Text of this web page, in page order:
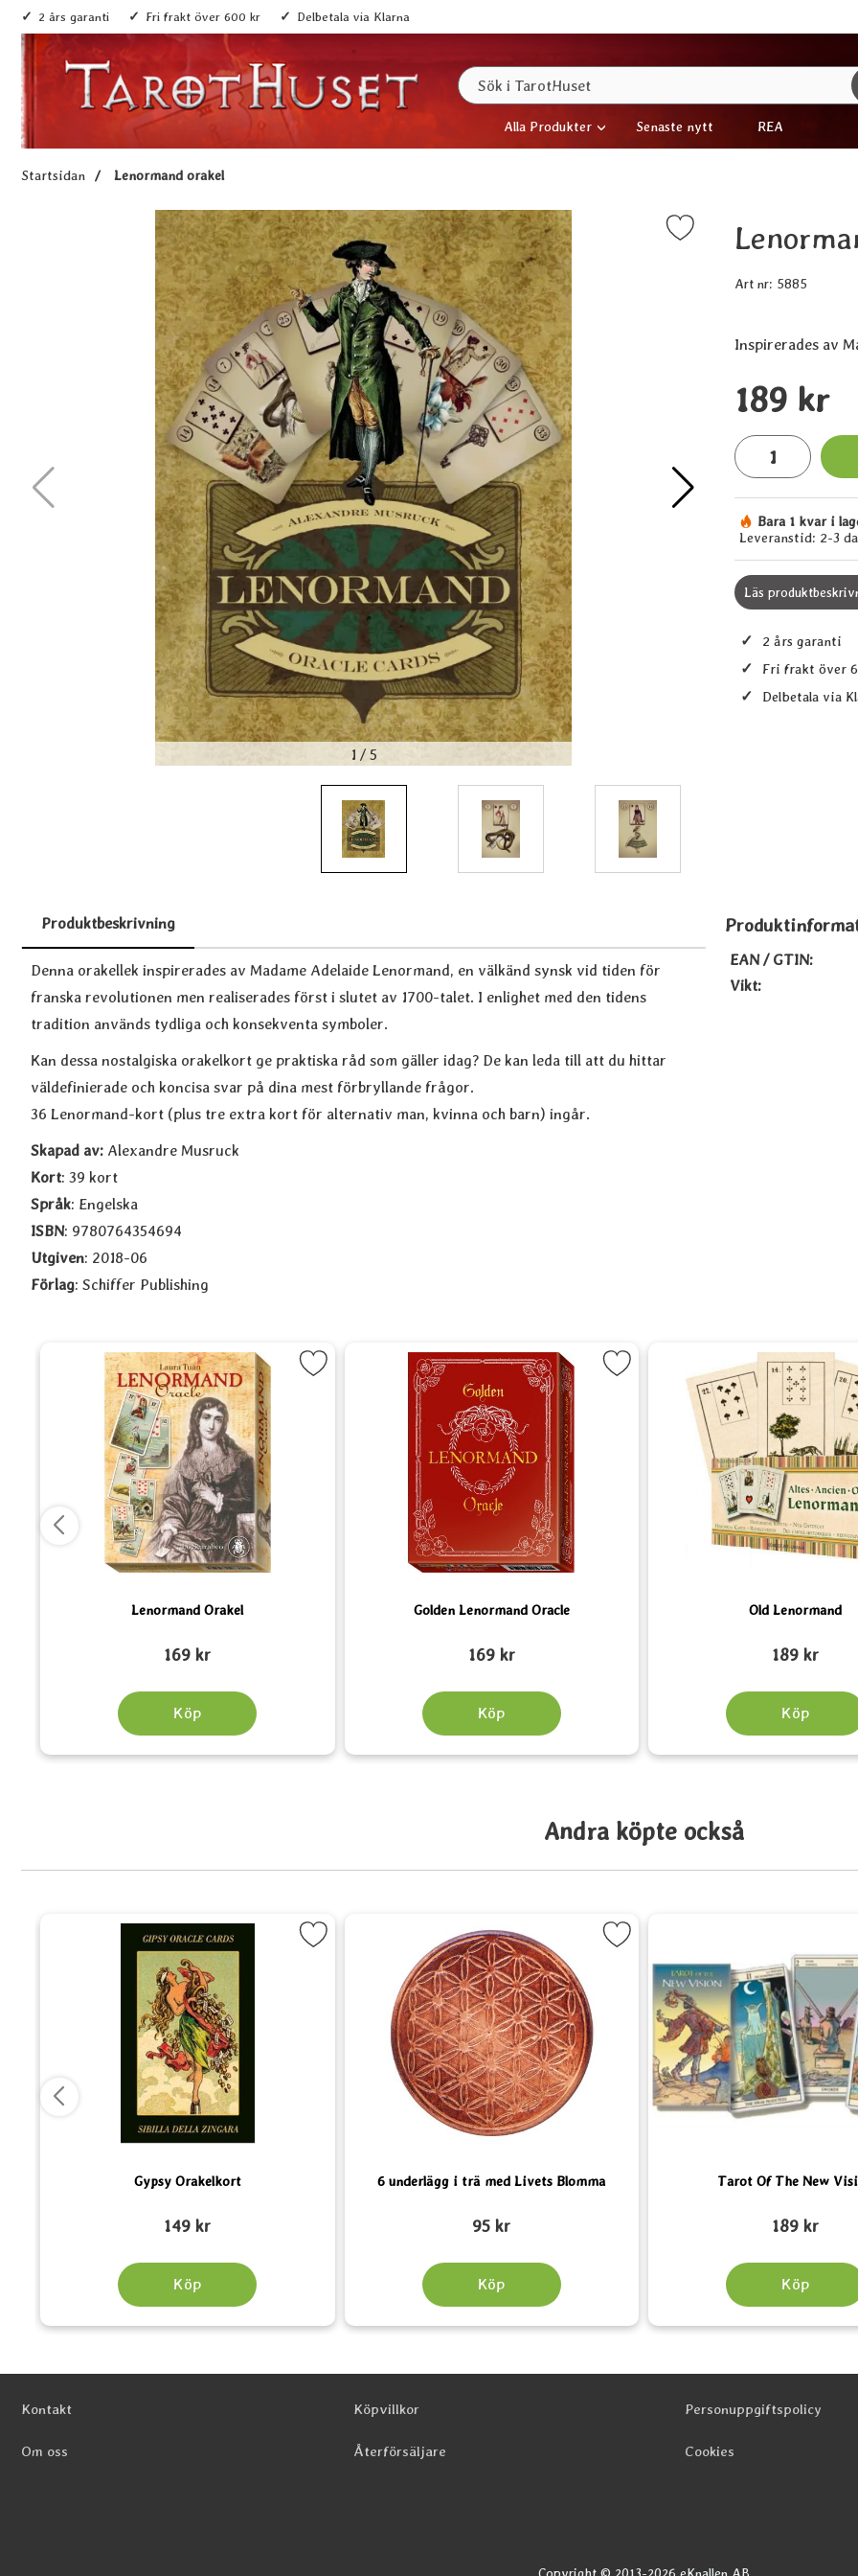
2 års garanti Fri frakt över 600 kr Delbetala via Klarna
Sök
Alla Produkter Senaste nytt REA
Startsidan Lenormand orakel
Markera lenormand orakel som favorit
1 / 5
Art nr: 5885
Inspirerades av
pris
189 kr
antal
Tillgänglighet:
Bara 1 kvar i
Leveranstid: 2-3
Läs
✓ 2 års garanti
✓ Fri frakt över
✓ Delbetala via
Produktbeskrivning
Produktbeskrivning
Denna orakellek inspirerades av Madame Adelaide Lenormand, en välkänd synsk vid tiden för
franska revolutionen men realiserades först i slutet av 1700-talet. I enlighet med den tidens
tradition används tydliga och konsekventa symboler.
Kan dessa nostalgiska orakelkort ge praktiska råd som gäller idag? De kan leda till att du hittar
väldefinierade och koncisa svar på dina mest förbryllande frågor.
36 Lenormand-kort (plus tre extra kort för alternativ man, kvinna och barn) ingår.
Skapad av: Alexandre Musruck
Kort: 39 kort
Språk: Engelska
ISBN: 9780764354694
Utgiven: 2018-06
Förlag: Schiffer Publishing
EAN / GTIN:
Vikt:
deck som favorit
Lenormand Orakel
169 kr
Köp
Markera Lenormand Orakel som favorit
Golden Lenormand Oracle
169 kr
Köp
Markera Golden Lenormand Oracle som favorit
Old Lenormand
189 kr
Köp
Markera
Andra köpte också
kristall-talismaner som favorit
Gypsy Orakelkort
149 kr
Köp
Markera Gypsy Orakelkort som favorit
6 underlägg i trä med Livets Blomma
95 kr
Köp
Markera 6 underlägg i trä med Livets Blomma som favorit
Tarot Of The New
189 kr
Köp
Markera
Sidfot Blandad info och länkar
Kontakt
Om oss
Köpvillkor
Återförsäljare
Personuppgiftspolicy
Cookies